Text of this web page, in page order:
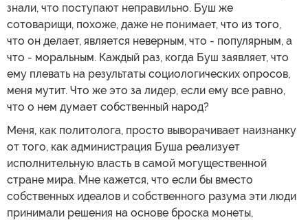
знали, что поступают неправильно. Буш же
сотоварищи, похоже, даже не понимает, что из того,
что он делает, является неверным, что - популярным, а
что - моральным. Каждый раз, когда Буш заявляет, что
ему плевать на результаты социологических опросов,
меня мутит. Что же это за лидер, если ему все равно,
что о нем думает собственный народ?
Меня, как политолога, просто выворачивает наизнанку
от того, как администрация Буша реализует
исполнительную власть в самой могущественной
стране мира. Мне кажется, что если бы вместо
собственных идеалов и собственного разума эти люди
принимали решения на основе броска монеты,